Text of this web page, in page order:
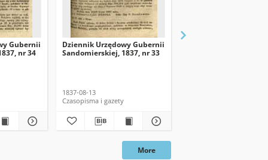
Gubernii
nr 34
Dziennik Urzędowy Gubernii
Sandomierskiej, 1837, nr 33
1837-08-13
Czasopisma i gazety
More